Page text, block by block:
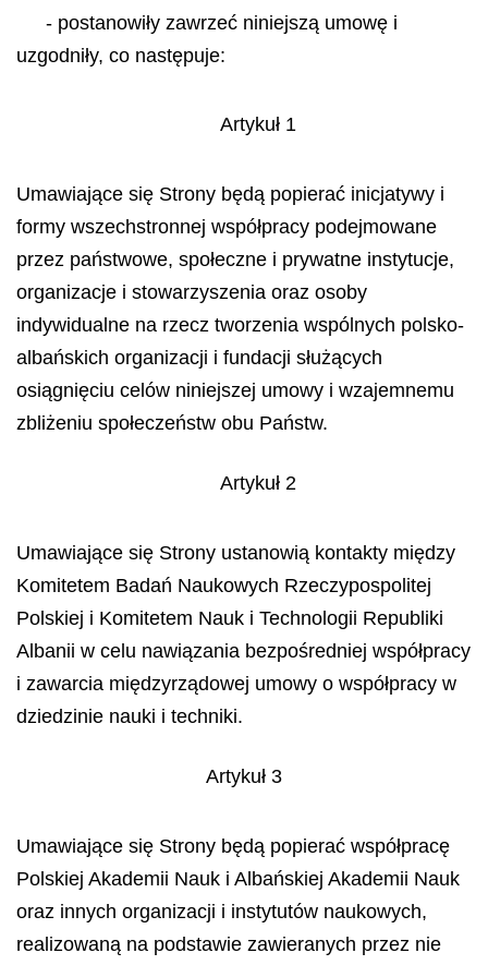
- postanowiły zawrzeć niniejszą umowę i
uzgodniły, co następuje:
Artykuł 1
Umawiające się Strony będą popierać inicjatywy i
formy wszechstronnej współpracy podejmowane
przez państwowe, społeczne i prywatne instytucje,
organizacje i stowarzyszenia oraz osoby
indywidualne na rzecz tworzenia wspólnych polsko-
albańskich organizacji i fundacji służących
osiągnięciu celów niniejszej umowy i wzajemnemu
zbliżeniu społeczeństw obu Państw.
Artykuł 2
Umawiające się Strony ustanowią kontakty między
Komitetem Badań Naukowych Rzeczypospolitej
Polskiej i Komitetem Nauk i Technologii Republiki
Albanii w celu nawiązania bezpośredniej współpracy
i zawarcia międzyrządowej umowy o współpracy w
dziedzinie nauki i techniki.
Artykuł 3
Umawiające się Strony będą popierać współpracę
Polskiej Akademii Nauk i Albańskiej Akademii Nauk
oraz innych organizacji i instytutów naukowych,
realizowaną na podstawie zawieranych przez nie